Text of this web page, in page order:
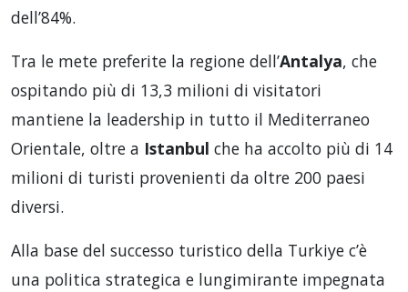
dell’84%.
Tra le mete preferite la regione dell’Antalya, che
ospitando più di 13,3 milioni di visitatori
mantiene la leadership in tutto il Mediterraneo
Orientale, oltre a Istanbul che ha accolto più di 14
milioni di turisti provenienti da oltre 200 paesi
diversi.
Alla base del successo turistico della Turkiye c’è
una politica strategica e lungimirante impegnata